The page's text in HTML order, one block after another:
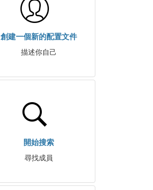
創建一個新的配置文件
描述你自己
開始搜索
尋找成員